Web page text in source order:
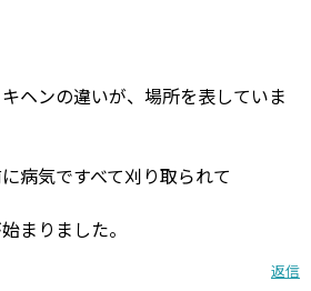
ヘンの違いが、場所を表していま
病気ですべて刈り取られて
まりました。
返信